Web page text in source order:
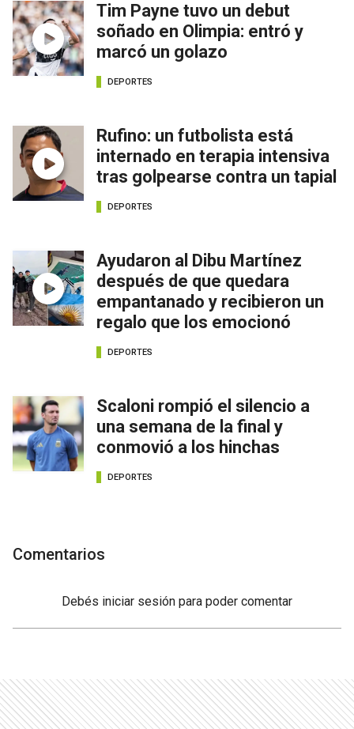
Tim Payne tuvo un debut
soñado en Olimpia: entró y
marcó un golazo
DEPORTES
Rufino: un futbolista está
internado en terapia intensiva
tras golpearse contra un tapial
DEPORTES
Ayudaron al Dibu Martínez
después de que quedara
empantanado y recibieron un
regalo que los emocionó
DEPORTES
Scaloni rompió el silencio a
una semana de la final y
conmovió a los hinchas
DEPORTES
Comentarios
Debés iniciar sesión para poder comentar